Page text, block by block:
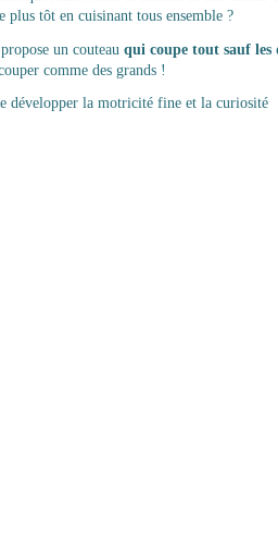
plus tôt en cuisinant tous ensemble ?
un couteau qui coupe tout sauf les
comme des grands !
développer la motricité fine et la curiosité